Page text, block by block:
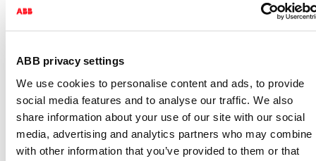
ABB privacy settings
We use cookies to personalise content and ads, to provide
social media features and to analyse our traffic. We also
share information about your use of our site with our social
media, advertising and analytics partners who may combine
with other information that you’ve provided to them or that
compact Hulpcontact aan de
Niet voorraadhoudend - Courant
Stroommeettransformator System pro
M compact CMS sensor 40A TRMS
CMS-101PS
2CCA880101R0001